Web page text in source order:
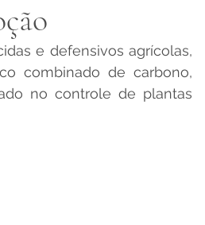
e defensivos agrícolas,
combinado de carbono,
no controle de plantas